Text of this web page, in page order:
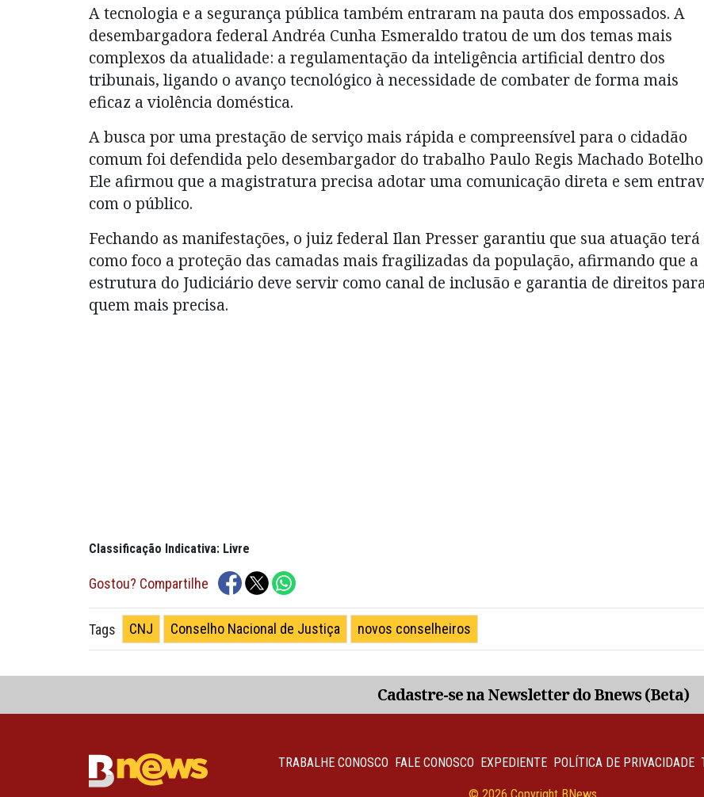
A tecnologia e a segurança pública também entraram na pauta dos empossados. A
desembargadora federal Andréa Cunha Esmeraldo tratou de um dos temas mais
complexos da atualidade: a regulamentação da inteligência artificial dentro dos
tribunais, ligando o avanço tecnológico à necessidade de combater de forma mais
eficaz a violência doméstica.
A busca por uma prestação de serviço mais rápida e compreensível para o cidadão
comum foi defendida pelo desembargador do trabalho Paulo Regis Machado
Ele afirmou que a magistratura precisa adotar uma comunicação direta e sem
com o público.
Fechando as manifestações, o juiz federal Ilan Presser garantiu que sua atuação terá
como foco a proteção das camadas mais fragilizadas da população, afirmando que a
estrutura do Judiciário deve servir como canal de inclusão e garantia de direitos
quem mais precisa.
Classificação Indicativa: Livre
Gostou? Compartilhe
Tags CNJ Conselho Nacional de Justiça novos conselheiros
Cadastre-se na Newsletter do Bnews (Beta)
TRABALHE CONOSCO FALE CONOSCO EXPEDIENTE POLÍTICA DE PRIVACIDADE